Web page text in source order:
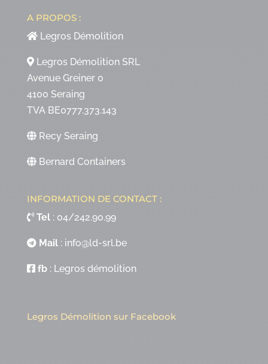
A PROPOS :
Legros Démolition
Legros Démolition SRL
Avenue Greiner 0
4100 Seraing
TVA BE0777.373.143
Recy Seraing
Bernard Containers
INFORMATION DE CONTACT :
Tel: 04/242.90.99
Mail: info@ld-srl.be
fb: Legros démolition
Legros Démolition sur Facebook